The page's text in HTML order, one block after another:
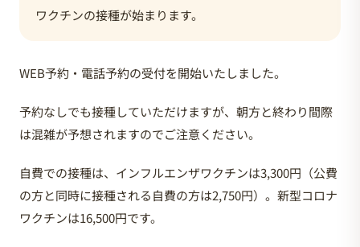
ワクチンの接種が始まります。
WEB予約・電話予約の受付を開始いたしました。
予約なしでも接種していただけますが、朝方と終わり間際
は混雑が予想されますのでご注意ください。
自費での接種は、インフルエンザワクチンは3,300円（公費
の方と同時に接種される自費の方は2,750円）。新型コロナ
ワクチンは16,500円です。